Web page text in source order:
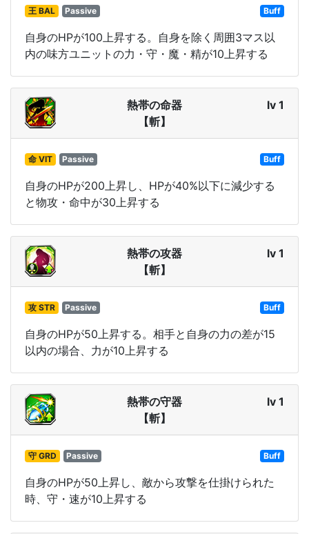
王 BAL Passive Buff
自身のHPが100上昇する。自身を除く周囲3マス以
内の味方ユニットの力・守・魔・精が10上昇する
熱帯の命器
【斬】
lv 1
命 VIT Passive Buff
自身のHPが200上昇し、HPが40%以下に減少する
と物攻・命中が30上昇する
熱帯の攻器
【斬】
lv 1
攻 STR Passive Buff
自身のHPが50上昇する。相手と自身の力の差が15
以内の場合、力が10上昇する
熱帯の守器
【斬】
lv 1
守 GRD Passive Buff
自身のHPが50上昇し、敵から攻撃を仕掛けられた
時、守・速が10上昇する